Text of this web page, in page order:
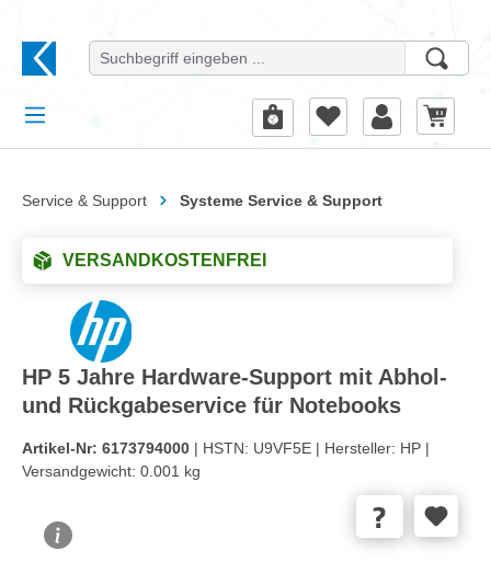
Service & Support Systeme Service & Support
VERSANDKOSTENFREI
HP 5 Jahre Hardware-Support mit Abhol-
und Rückgabeservice für Notebooks
Artikel-Nr: 6173794000 | HSTN: U9VF5E | Hersteller: HP |
Versandgewicht: 0.001 kg